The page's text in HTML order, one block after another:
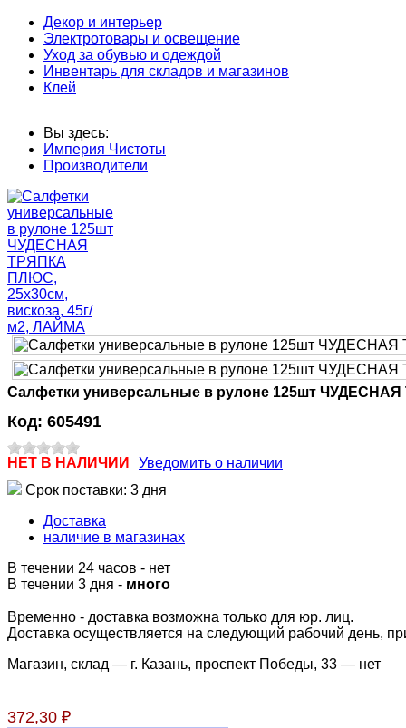
Декор и интерьер
Электротовары и освещение
Уход за обувью и одеждой
Инвентарь для складов и магазинов
Клей
Вы здесь:
Империя Чистоты
Производители
Салфетки универсальные в рулоне 125шт
Код: 605491
НЕТ В НАЛИЧИИ
Уведомить о наличии
Срок поставки: 3 дня
Доставка
наличие в магазинах
В течении 24 часов - нет
В течении 3 дня - много
Временно - доставка возможна только для юр. лиц.
Доставка осуществляется на следующий рабочий день,
Магазин, склад — г. Казань, проспект Победы, 33 — нет
372,30 ₽